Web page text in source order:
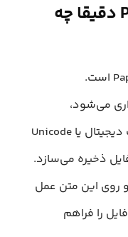
OCR در Paperless‑NGX دقیقا چه
می‌شود،
موتور OCR تصویر زمینه را به حروف دیجیتال یا Unicode
ذخیره می‌سازد.
این متن عمل
را فراهم